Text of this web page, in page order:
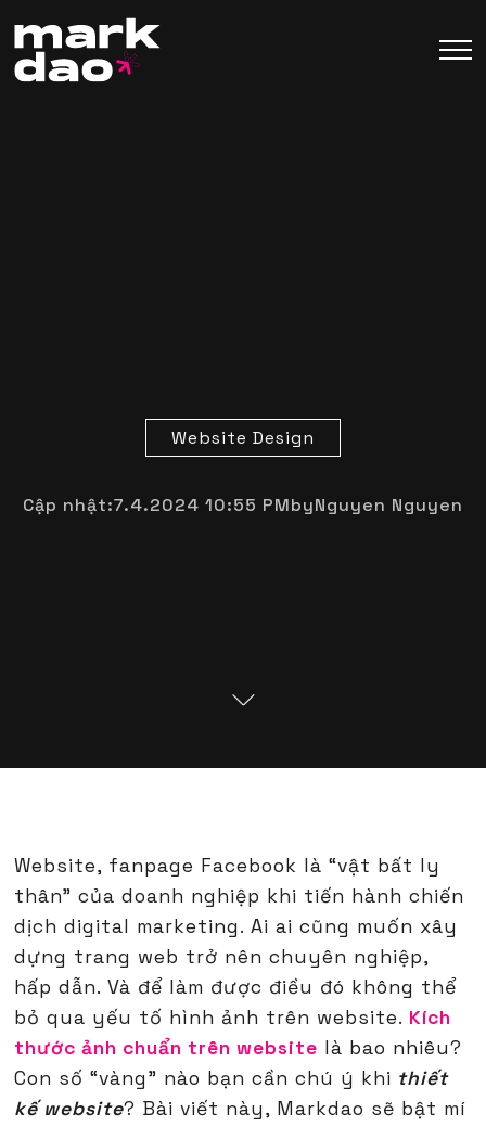
Website Design
Cập nhật:7.4.2024 10:55 PMbyNguyen Nguyen
Website, fanpage Facebook là “vật bất ly
thân" của doanh nghiệp khi tiến hành chiến
dịch digital marketing. Ai ai cũng muốn xây
dựng trang web trở nên chuyên nghiệp,
hấp dẫn. Và để làm được điều đó không thể
bỏ qua yếu tố hình ảnh trên website. Kích
thước ảnh chuẩn trên website là bao nhiêu?
Con số “vàng” nào bạn cần chú ý khi thiết
kế website? Bài viết này, Markdao sẽ bật mí